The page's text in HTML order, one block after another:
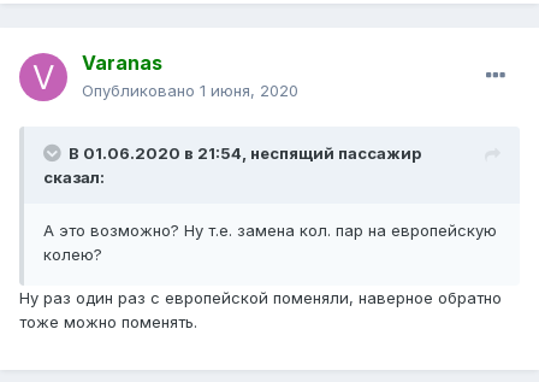
Varanas
Опубликовано 1 июня, 2020
В 01.06.2020 в 21:54, неспящий пассажир
сказал:
А это возможно? Ну т.е. замена кол. пар на европейскую
колею?
Ну раз один раз с европейской поменяли, наверное обратно
тоже можно поменять.